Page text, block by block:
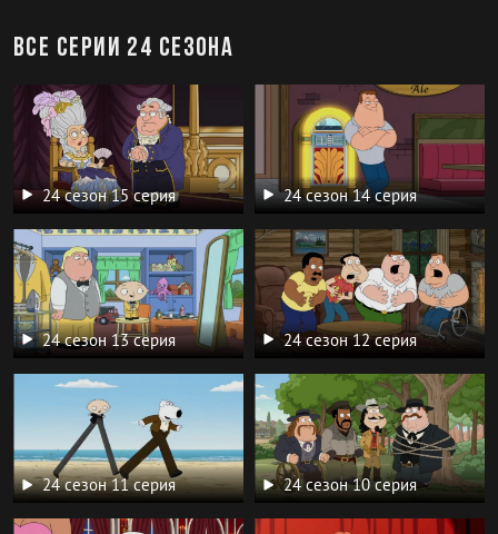
Все серии 24 сезона
24 сезон 15 серия 24 сезон 14 серия
24 сезон 13 серия 24 сезон 12 серия
24 сезон 11 серия 24 сезон 10 серия